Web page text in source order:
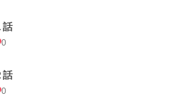
話
0
話
0